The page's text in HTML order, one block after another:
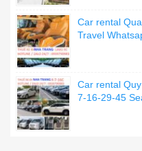
Car rental
Travel
Car rental
7-16-29-45